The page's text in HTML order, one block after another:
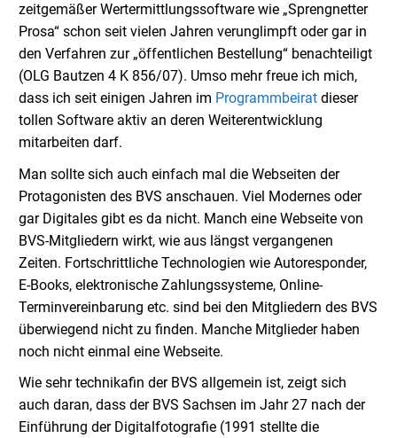
zeitgemäßer Wertermittlungssoftware wie „Sprengnetter
Prosa“ schon seit vielen Jahren verunglimpft oder gar in
den Verfahren zur „öffentlichen Bestellung“ benachteiligt
(OLG Bautzen 4 K 856/07). Umso mehr freue ich mich,
dass ich seit einigen Jahren im Programmbeirat dieser
tollen Software aktiv an deren Weiterentwicklung
mitarbeiten darf.
Man sollte sich auch einfach mal die Webseiten der
Protagonisten des BVS anschauen. Viel Modernes oder
gar Digitales gibt es da nicht. Manch eine Webseite von
BVS-Mitgliedern wirkt, wie aus längst vergangenen
Zeiten. Fortschrittliche Technologien wie Autoresponder,
E-Books, elektronische Zahlungssysteme, Online-
Terminvereinbarung etc. sind bei den Mitgliedern des BVS
überwiegend nicht zu finden. Manche Mitglieder haben
noch nicht einmal eine Webseite.
Wie sehr technikafin der BVS allgemein ist, zeigt sich
auch daran, dass der BVS Sachsen im Jahr 27 nach der
Einführung der Digitalfotografie (1991 stellte die